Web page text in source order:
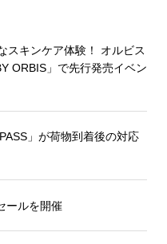
スキンケア体験！ オルビス
ORBIS」で先行発売イベン
」が荷物到着後の対応
ールを開催